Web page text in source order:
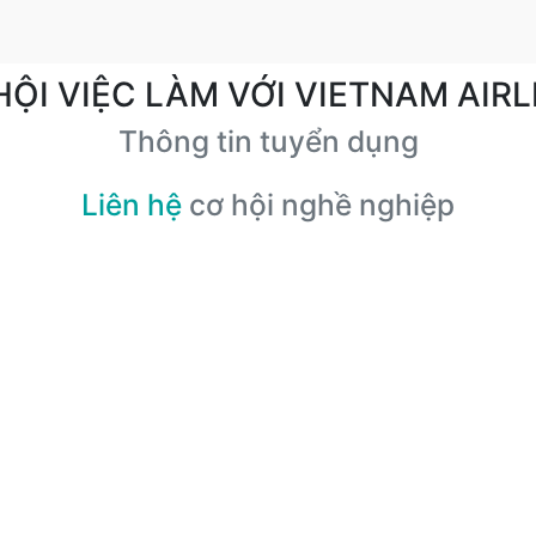
VIỆC LÀM VỚI VIETNAM
Thông tin tuyển dụng
Liên hệ cơ hội nghề nghiệp